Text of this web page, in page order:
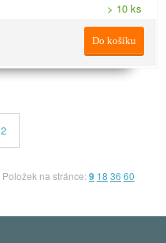
> 10 ks
Do košíku
2
Položek na stránce:9 18 36 60